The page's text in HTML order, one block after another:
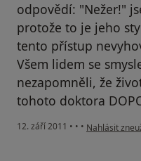
odpovědí: "Nežer!"
protože to je jeho
tento přístup
Všem lidem se
nezapomněli, že
tohoto doktora
12. září 2011 • • • podle názoru
Nahlásit